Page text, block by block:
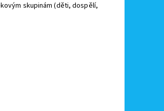
skupinám (děti, dospělí,